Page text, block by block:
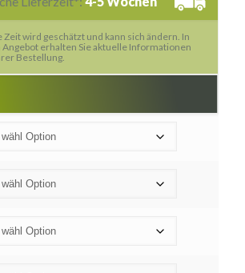
Zeit wird geschätzt und kann sich ändern. In
erhalten Sie aktuelle Informationen
Bestellung.